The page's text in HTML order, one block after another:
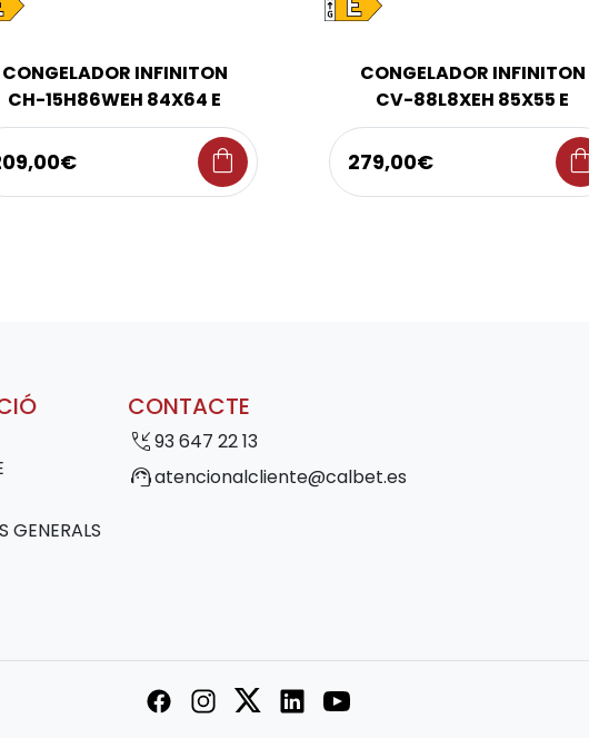
CONGELADOR INFINITON
CH-15H86WEH 84X64 E
shopping_bag
CONGELADOR INFINITON
CV-88L8XEH 85X55 E
279,00€ shopping_bag
GENERALS
CONTACTE
phone_callback93 647 22 13
support_agentatencionalcliente@calbet.es